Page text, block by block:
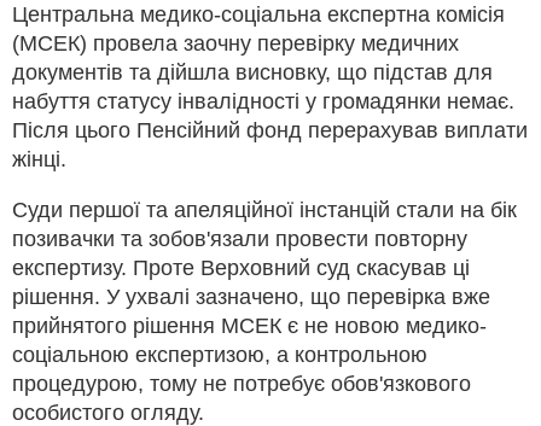
Центральна медико-соціальна експертна комісія
(МСЕК) провела заочну перевірку медичних
документів та дійшла висновку, що підстав для
набуття статусу інвалідності у громадянки немає.
Після цього Пенсійний фонд перерахував виплати
жінці.
Суди першої та апеляційної інстанцій стали на бік
позивачки та зобов'язали провести повторну
експертизу. Проте Верховний суд скасував ці
рішення. У ухвалі зазначено, що перевірка вже
прийнятого рішення МСЕК є не новою медико-
соціальною експертизою, а контрольною
процедурою, тому не потребує обов'язкового
особистого огляду.